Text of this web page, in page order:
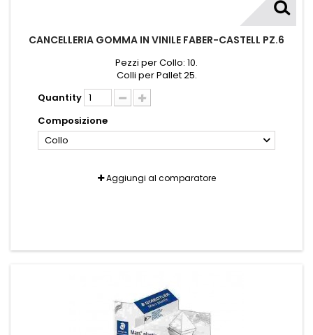
CANCELLERIA GOMMA IN VINILE FABER-CASTELL PZ.6
Pezzi per Collo: 10.
Colli per Pallet 25.
Quantity
Composizione
Collo
Aggiungi al comparatore